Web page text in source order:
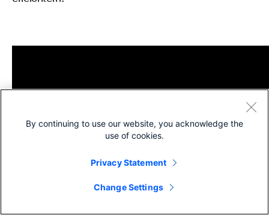
By continuing to use our website, you acknowledge the
use of cookies.
Privacy Statement
Change Settings